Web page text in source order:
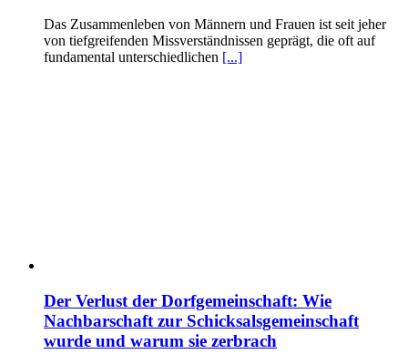
Das Zusammenleben von Männern und Frauen ist seit jeher
von tiefgreifenden Missverständnissen geprägt, die oft auf
fundamental unterschiedlichen [...]
Der Verlust der Dorfgemeinschaft: Wie
Nachbarschaft zur Schicksalsgemeinschaft
wurde und warum sie zerbrach